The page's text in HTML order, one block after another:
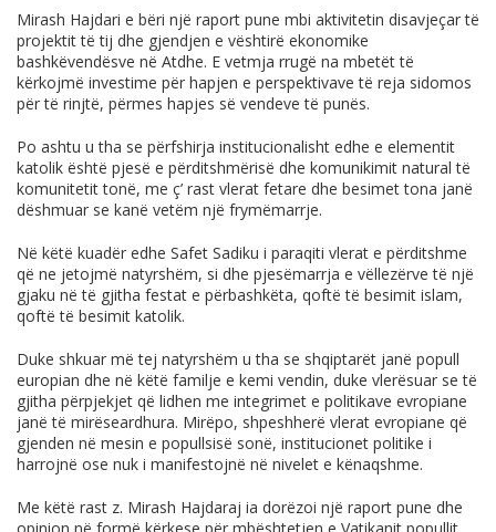
Mirash Hajdari e bëri një raport pune mbi aktivitetin disavjeçar të
projektit të tij dhe gjendjen e vështirë ekonomike
bashkëvendësve në Atdhe. E vetmja rrugë na mbetët të
kërkojmë investime për hapjen e perspektivave të reja sidomos
për të rinjtë, përmes hapjes së vendeve të punës.
Po ashtu u tha se përfshirja institucionalisht edhe e elementit
katolik është pjesë e përditshmërisë dhe komunikimit natural të
komunitetit tonë, me ç’ rast vlerat fetare dhe besimet tona janë
dëshmuar se kanë vetëm një frymëmarrje.
Në këtë kuadër edhe Safet Sadiku i paraqiti vlerat e përditshme
që ne jetojmë natyrshëm, si dhe pjesëmarrja e vëllezërve të një
gjaku në të gjitha festat e përbashkëta, qoftë të besimit islam,
qoftë të besimit katolik.
Duke shkuar më tej natyrshëm u tha se shqiptarët janë popull
europian dhe në këtë familje e kemi vendin, duke vlerësuar se të
gjitha përpjekjet që lidhen me integrimet e politikave evropiane
janë të mirëseardhura. Mirëpo, shpeshherë vlerat evropiane që
gjenden në mesin e popullsisë sonë, institucionet politike i
harrojnë ose nuk i manifestojnë në nivelet e kënaqshme.
Me këtë rast z. Mirash Hajdaraj ia dorëzoi një raport pune dhe